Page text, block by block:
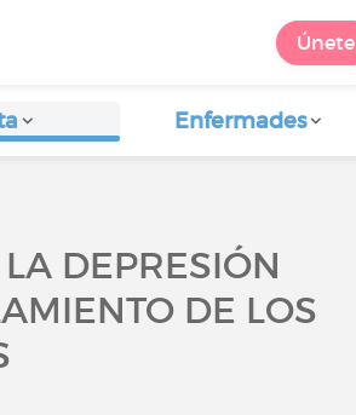
Únete
Enfermades
DEPRESIÓN
DE LOS